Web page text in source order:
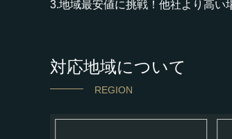
3.地域最安値に挑戦！他社より高い
対応地域について
REGION